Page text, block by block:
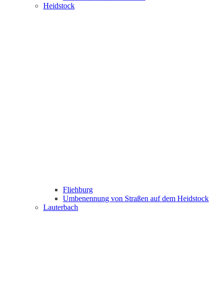
Heidstock
Fliehburg
Umbenennung von Straßen auf dem Heidstock
Lauterbach